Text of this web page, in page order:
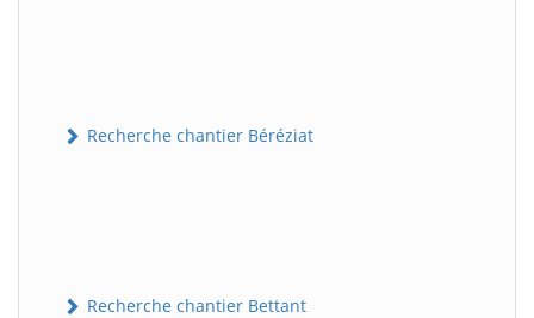
Recherche chantier Béréziat
Recherche chantier Bettant